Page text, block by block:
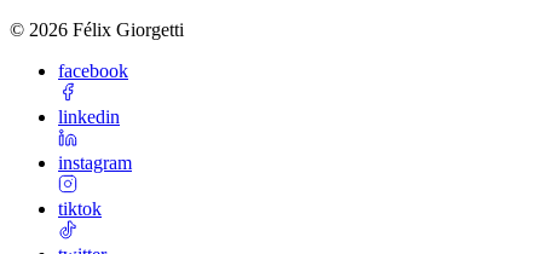
© 2026 Félix Giorgetti
facebook
linkedin
instagram
tiktok